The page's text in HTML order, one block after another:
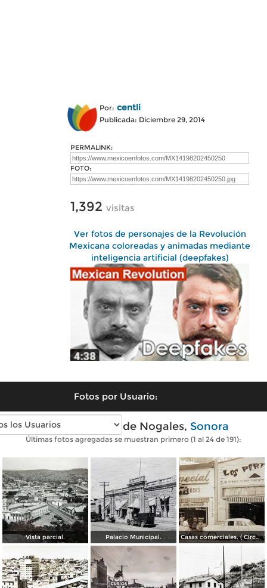
Por: centli
Publicada: Diciembre 29, 2014
PERMALINK:
FOTO:
1,392 visitas
Ver fotos de personajes de la Revolución
Mexicana coloreadas y animadas mediante
inteligencia artificial (deepfakes)
Fotos por Usuario:
Fotos antiguas de Nogales, Sonora
Últimas fotos agregadas se muestran primero (1 al 24 de 191):
Vista parcial. Palacio Municipal. Casas comerciales. ( Circulada el 11 de Enero de 1957 ).